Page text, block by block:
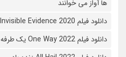
ها آواز می خوانند
دانلود فیلم 2020 Invisible Evidence گواه نامرئی
دانلود فیلم One Way 2022 یک طرفه